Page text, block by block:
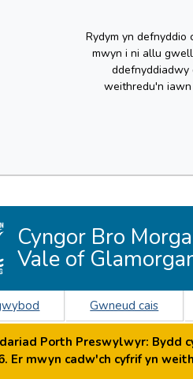
Rydym yn
mwyn i ni allu
weithredu'n
Cyngor Bro
Vale of
Gwneud cais
Porth Preswylwyr: Bydd
Er mwyn cadw'ch cyfrif yn